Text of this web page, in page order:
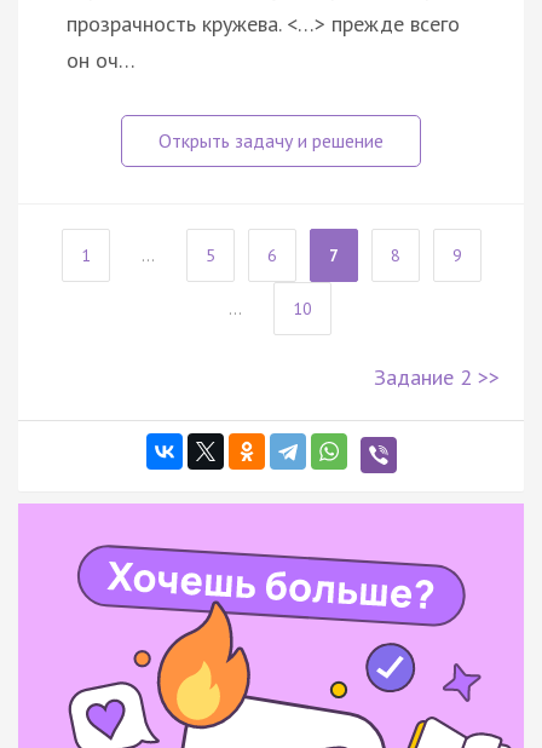
прозрачность кружева. <…> прежде всего
он оч…
1 ... 5 6 7 8 9
... 10
Задание 2 >>